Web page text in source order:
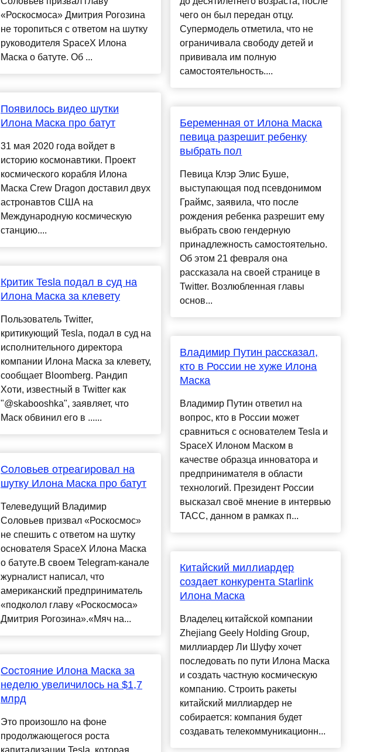
«Роскосмоса» Дмитрия Рогозина
не торопиться с ответом на шутку
руководителя SpaceX Илона
Маска о батуте. Об ...
Появилось видео шутки
Илона Маска про батут
31 мая 2020 года войдет в
историю космонавтики. Проект
космического корабля Илона
Маска Crew Dragon доставил двух
астронавтов США на
Международную космическую
станцию....
Критик Tesla подал в суд на
Илона Маска за клевету
Пользователь Twitter,
критикующий Tesla, подал в суд на
исполнительного директора
компании Илона Маска за клевету,
сообщает Bloomberg. Рандип
Хоти, известный в Twitter как
"@skabooshka", заявляет, что
Маск обвинил его в ......
Соловьев отреагировал на
шутку Илона Маска про батут
Телеведущий Владимир
Соловьев призвал «Роскосмос»
не спешить с ответом на шутку
основателя SpaceX Илона Маска
о батуте.В своем Telegram-канале
журналист написал, что
американский предприниматель
«подколол главу «Роскосмоса»
Дмитрия Рогозина».«Мяч на...
Состояние Илона Маска за
неделю увеличилось на $1,7
млрд
Это произошло на фоне
продолжающегося роста
чего он был передан отцу.
Супермодель отметила, что не
ограничивала свободу детей и
прививала им полную
самостоятельность....
Беременная от Илона Маска
певица разрешит ребенку
выбрать пол
Певица Клэр Элис Буше,
выступающая под псевдонимом
Граймс, заявила, что после
рождения ребенка разрешит ему
выбрать свою гендерную
принадлежность самостоятельно.
Об этом 21 февраля она
рассказала на своей странице в
Twitter. Возлюбленная главы
основ...
Владимир Путин рассказал,
кто в России не хуже Илона
Маска
Владимир Путин ответил на
вопрос, кто в России может
сравниться с основателем Tesla и
SpaceX Илоном Маском в
качестве образца инноватора и
предпринимателя в области
технологий. Президент России
высказал своё мнение в интервью
ТАСС, данном в рамках п...
Китайский миллиардер
создает конкурента Starlink
Илона Маска
Владелец китайской компании
Zhejiang Geely Holding Group,
миллиардер Ли Шуфу хочет
последовать по пути Илона Маска
и создать частную космическую
компанию. Строить ракеты
китайский миллиардер не
собирается: компания будет
создавать телекоммуникационн...